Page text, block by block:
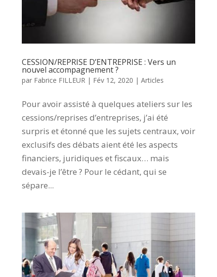
CESSION/REPRISE D’ENTREPRISE : Vers un
nouvel accompagnement ?
par Fabrice FILLEUR| Fév 12, 2020 | Articles
Pour avoir assisté à quelques ateliers sur les
cessions/reprises d’entreprises, j’ai été
surpris et étonné que les sujets centraux, voir
exclusifs des débats aient été les aspects
financiers, juridiques et fiscaux… mais
devais-je l’être ? Pour le cédant, qui se
sépare...